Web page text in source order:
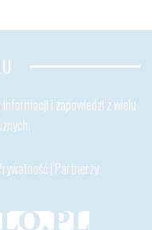
i zapowiedzi z wielu
| Partnerzy